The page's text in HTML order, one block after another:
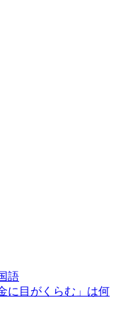
語
に目がくらむ」は何